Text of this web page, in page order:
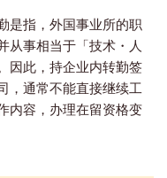
是指，外国事业所的职
从事相当于「技术・人
因此，持企业内转勤签
，通常不能直接继续工
内容，办理在留资格变